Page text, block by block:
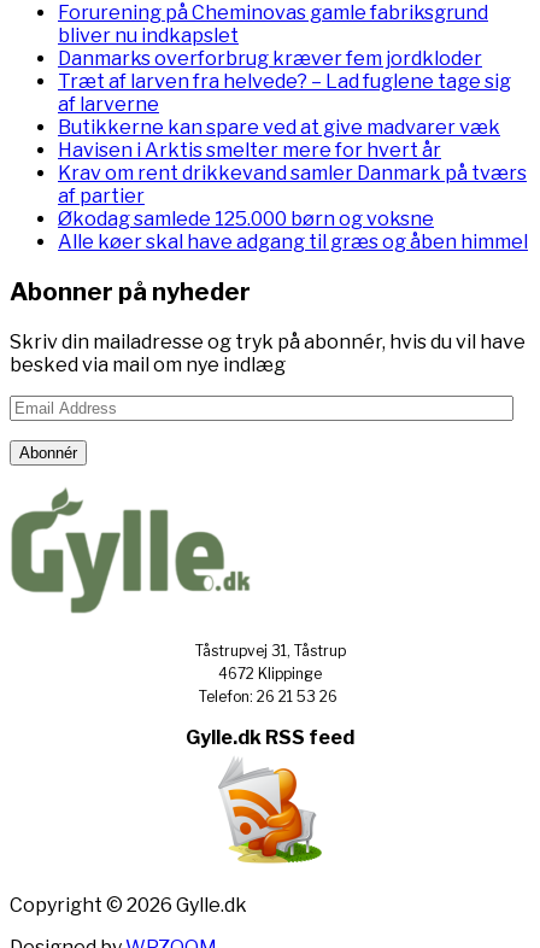
Forurening på Cheminovas gamle fabriksgrund
bliver nu indkapslet
Danmarks overforbrug kræver fem jordkloder
Træt af larven fra helvede? – Lad fuglene tage sig
af larverne
Butikkerne kan spare ved at give madvarer væk
Havisen i Arktis smelter mere for hvert år
Krav om rent drikkevand samler Danmark på tværs
af partier
Økodag samlede 125.000 børn og voksne
Alle køer skal have adgang til græs og åben himmel
Abonner på nyheder
Skriv din mailadresse og tryk på abonnér, hvis du vil have
besked via mail om nye indlæg
Email
Abonnér
Tåstrupvej 31, Tåstrup
4672 Klippinge
Telefon: 26 21 53 26
Gylle.dk RSS feed
Copyright © 2026 Gylle.dk